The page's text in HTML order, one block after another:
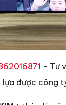
- Tư
lựa được công